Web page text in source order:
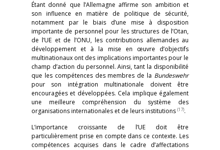
Étant donné que l’Allemagne affirme son ambition et
son influence en matière de politique de sécurité,
notamment par le biais d’une mise à disposition
importante de personnel pour les structures de l’Otan,
de l’UE et de l’ONU, les contributions allemandes au
développement et à la mise en œuvre d’objectifs
multinationaux ont des implications importantes pour le
champ d’action du personnel. Ainsi, tant la disponibilité
que les compétences des membres de la Bundeswehr
pour son intégration multinationale doivent être
encouragées et développées. Cela implique également
une meilleure compréhension du système des
organisations internationales et de leurs institutions (17).
L’importance croissante de l’UE doit être
particulièrement prise en compte dans ce contexte. Les
compétences acquises dans le cadre d’affectations